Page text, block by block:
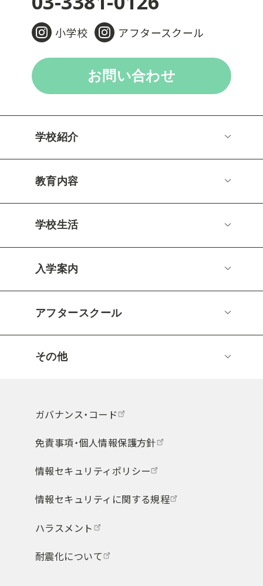
小学校 アフタースクール
お問い合わせ
学校紹介
教育内容
学校生活
入学案内
アフタースクール
その他
ガバナンス・コード
免責事項・個人情報保護方針
情報セキュリティポリシー
情報セキュリティに関する規程
ハラスメント
耐震化について